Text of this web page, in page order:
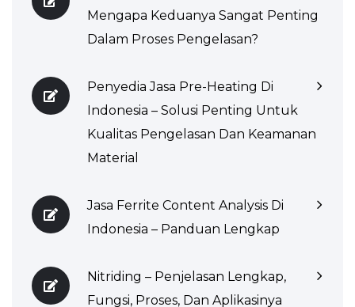
Mengapa Keduanya Sangat Penting
Dalam Proses Pengelasan?
Penyedia Jasa Pre-Heating Di
Indonesia – Solusi Penting Untuk
Kualitas Pengelasan Dan Keamanan
Material
Jasa Ferrite Content Analysis Di
Indonesia – Panduan Lengkap
Nitriding – Penjelasan Lengkap,
Fungsi, Proses, Dan Aplikasinya